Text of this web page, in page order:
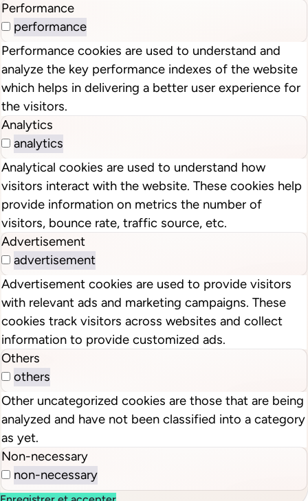
Performance
performance
Performance cookies are used to understand and
analyze the key performance indexes of the website
which helps in delivering a better user experience for
the visitors.
Analytics
analytics
Analytical cookies are used to understand how
visitors interact with the website. These cookies help
provide information on metrics the number of
visitors, bounce rate, traffic source, etc.
Advertisement
advertisement
Advertisement cookies are used to provide visitors
with relevant ads and marketing campaigns. These
cookies track visitors across websites and collect
information to provide customized ads.
Others
others
Other uncategorized cookies are those that are being
analyzed and have not been classified into a category
as yet.
Non-necessary
non-necessary